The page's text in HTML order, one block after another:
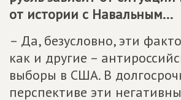
от истории с Навальным...
– Да, безусловно, эти
как и другие –
выборы в США. В
перспективе эти